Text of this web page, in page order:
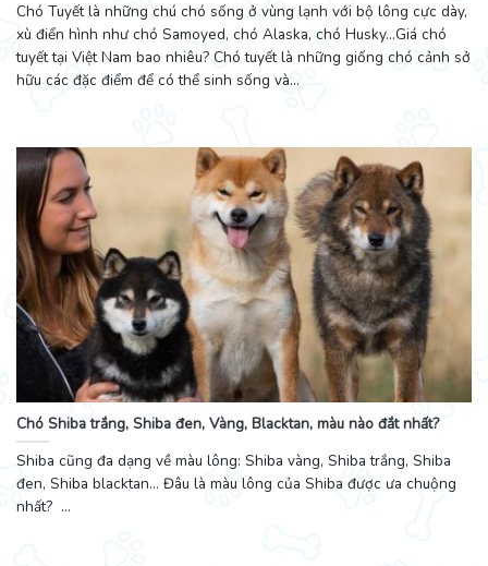
Chó Tuyết là những chú chó sống ở vùng lạnh với bộ lông cực dày,
xù điển hình như chó Samoyed, chó Alaska, chó Husky…Giá chó
tuyết tại Việt Nam bao nhiêu? Chó tuyết là những giống chó cảnh sở
hữu các đặc điểm để có thể sinh sống và...
Chó Shiba trắng, Shiba đen, Vàng, Blacktan, màu nào đắt nhất?
Shiba cũng đa dạng về màu lông: Shiba vàng, Shiba trắng, Shiba
đen, Shiba blacktan... Đâu là màu lông của Shiba được ưa chuộng
nhất? ...